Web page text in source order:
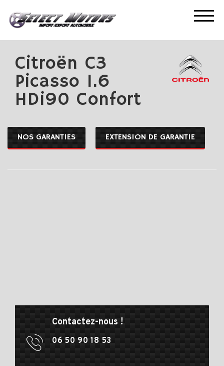
ACCUEIL
NOS OCCASIONS
CITROËN C3 PICASSO 1.6 HDI90 CONFORT
Citroën C3
Picasso 1.6
HDi90 Confort
NOS GARANTIES EXTENSION DE GARANTIE
Contactez-nous !
06 50 90 18 53